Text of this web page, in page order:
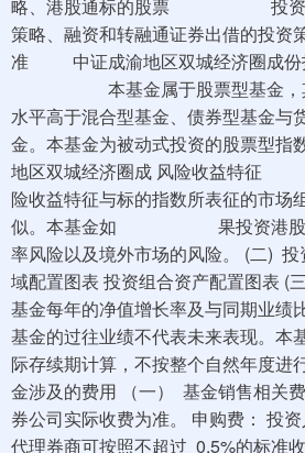
略、港股通标的股票 投资策
策略、融资和转融通证券出借的投资
准 中证成渝地区双城经济圈成份
本基金属于股票型基金，其
水平高于混合型基金、债券
金。本基金为被动式投资的股票型指
地区双城经济圈成 风险收益
险收益特征与标的指数所表征的市场
似。本基金如 果投资港股通
率风险以及境外市场的风险。 (二)
域配置图表 投资组合资产配置图表 (
基金每年的净值增长率及与同期业绩
基金的过往业绩不代表未来表现。本
际存续期计算，不按整个自然年度进
金涉及的费用 （一） 基金销售相关
券公司实际收费为准。 申购费： 投
代理券商可按照不超过 0.5%的标准